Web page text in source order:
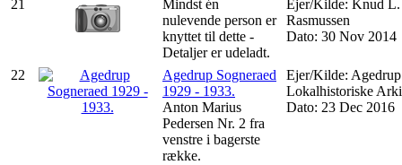
21
Mindst én
nulevende person er
knyttet til dette -
Detaljer er udeladt.
Ejer/Kilde: Knud L.
Rasmussen
Dato: 30 Nov 2014
22
Agedrup Sogneraed
1929 - 1933.
Anton Marius
Pedersen Nr. 2 fra
venstre i bagerste
række.
Ejer/Kilde: Agedrup
Lokalhistoriske
Dato: 23 Dec 2016